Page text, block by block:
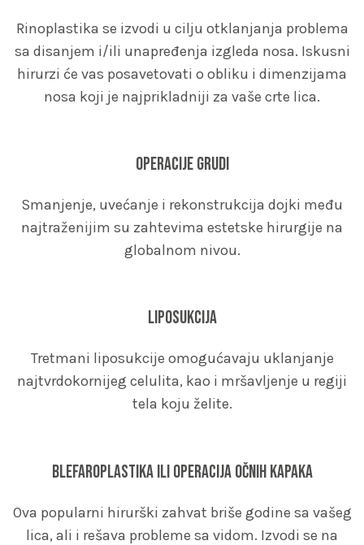
Rinoplastika se izvodi u cilju otklanjanja problema
sa disanjem i/ili unapređenja izgleda nosa. Iskusni
hirurzi će vas posavetovati o obliku i dimenzijama
nosa koji je najprikladniji za vaše crte lica.
Operacije grudi
Smanjenje, uvećanje i rekonstrukcija dojki među
najtraženijim su zahtevima estetske hirurgije na
globalnom nivou.
Liposukcija
Tretmani liposukcije omogućavaju uklanjanje
najtvrdokornijeg celulita, kao i mršavljenje u regiji
tela koju želite.
Blefaroplastika ili operacija očnih kapaka
Ova popularni hirurški zahvat briše godine sa vašeg
lica, ali i rešava probleme sa vidom. Izvodi se na